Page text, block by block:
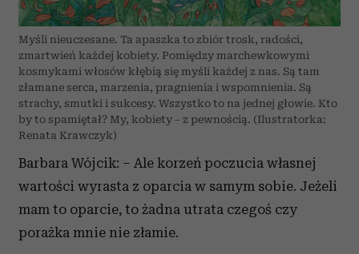
Myśli nieuczesane. Ta apaszka to zbiór trosk, radości,
zmartwień każdej kobiety. Pomiędzy marchewkowymi
kosmykami włosów kłębią się myśli każdej z nas. Są tam
złamane serca, marzenia, pragnienia i wspomnienia. Są
strachy, smutki i sukcesy. Wszystko to na jednej głowie. Kto
by to spamiętał? My, kobiety – z pewnością. (Ilustratorka:
Renata Krawczyk)
Barbara Wójcik: – Ale korzeń poczucia własnej
wartości wyrasta z oparcia w samym sobie. Jeżeli
mam to oparcie, to żadna utrata czegoś czy
porażka mnie nie złamie.